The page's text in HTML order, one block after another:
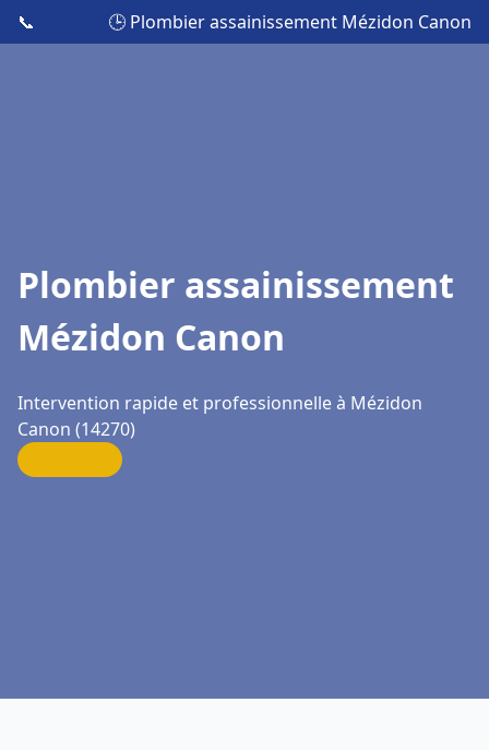
📞 🕒 Plombier assainissement Mézidon Canon
Plombier assainissement
Mézidon Canon
Intervention rapide et professionnelle à Mézidon
Canon (14270)